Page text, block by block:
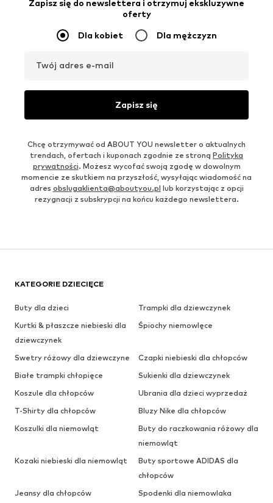
Zapisz się do newslettera i otrzymuj ekskluzywne
oferty
Dla kobiet Dla mężczyzn
Twój adres e-mail
Zapisz się
Chcę otrzymywać od ABOUT YOU newsletter o aktualnych
trendach, ofertach i kuponach zgodnie ze stroną Polityka
prywatności. Możesz wycofać swoją zgodę w dowolnym
momencie ze skutkiem na przyszłość, wysyłając wiadomość na
adres obslugaklienta@aboutyou.pl lub korzystając z opcji
rezygnacji z subskrypcji na końcu każdego newslettera.
KATEGORIE DZIECIĘCE
Buty dla dzieci
Trampki dla dziewczynek
Kurtki & płaszcze niebieski dla
dziewczynek
Śpiochy niemowlęce
Swetry różowy dla dziewczyne
Czapki niebieski dla chłopców
Białe trampki chłopięce
Sukienki dla dziewczynek
Koszule dla chłopców
Ubrania dla dzieci wyprzedaż
T-Shirty dla chłopców
Bluzy Nike dla chłopców
Koszulki dla niemowląt
Buty do raczkowania różowy dla
niemowląt
Kozaki niebieski dla niemowląt
Buty sportowe ADIDAS dla
chłopców
Jeansy dla chłopców
Spodenki dla niemowlaka